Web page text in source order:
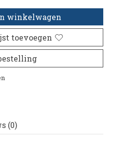
winkelwagen
toevoegen
(0)